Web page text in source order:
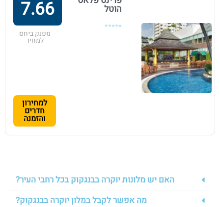
הוטל
⭐⭐⭐⭐⭐
7.66
מפנק ביחס
למחיר
למחירון
חדרים
והזמנה
האם יש מלונות יוקרה בבנגקוק בכל רחבי העיר?
מה אפשר לקבל במלון יוקרה בבנגקוק?